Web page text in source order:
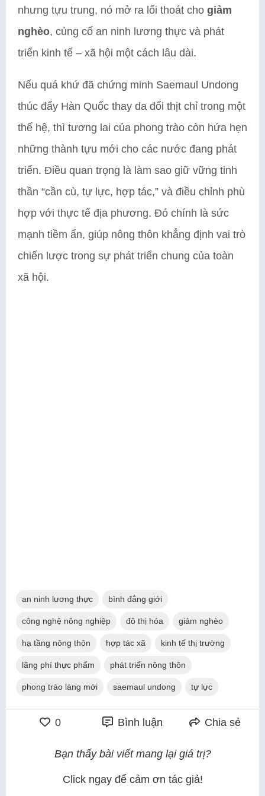
nhưng tựu trung, nó mở ra lối thoát cho giảm
nghèo, củng cố an ninh lương thực và phát
triển kinh tế – xã hội một cách lâu dài.
Nếu quá khứ đã chứng minh Saemaul Undong
thúc đẩy Hàn Quốc thay da đổi thịt chỉ trong một
thế hệ, thì tương lai của phong trào còn hứa hẹn
những thành tựu mới cho các nước đang phát
triển. Điều quan trọng là làm sao giữ vững tinh
thần “cần cù, tự lực, hợp tác,” và điều chỉnh phù
hợp với thực tế địa phương. Đó chính là sức
mạnh tiềm ẩn, giúp nông thôn khẳng định vai trò
chiến lược trong sự phát triển chung của toàn
xã hội.
an ninh lương thực bình đẳng giới
công nghệ nông nghiệp đô thị hóa giảm nghèo
hạ tầng nông thôn hợp tác xã kinh tế thị trường
lãng phí thực phẩm phát triển nông thôn
phong trào làng mới saemaul undong tự lực
0 Bình luận Chia sẻ
Bạn thấy bài viết mang lại giá trị?
Click ngay để cảm ơn tác giả!